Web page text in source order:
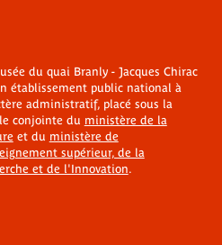
du quai Branly - Jacques Chirac
établissement public national à
administratif, placé sous la
conjointe du ministère de la
et du ministère de
supérieur, de la
et de l'Innovation.